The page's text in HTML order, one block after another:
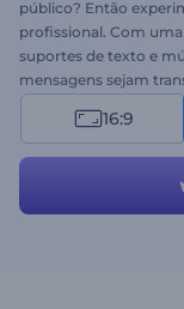
público? Então
profissional. Com
suportes de texto e
mensagens sejam
seu texto, insira seu
para promoção de
16:9